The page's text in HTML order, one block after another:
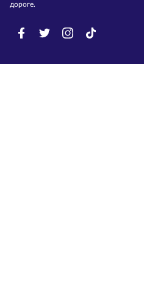
дороге.